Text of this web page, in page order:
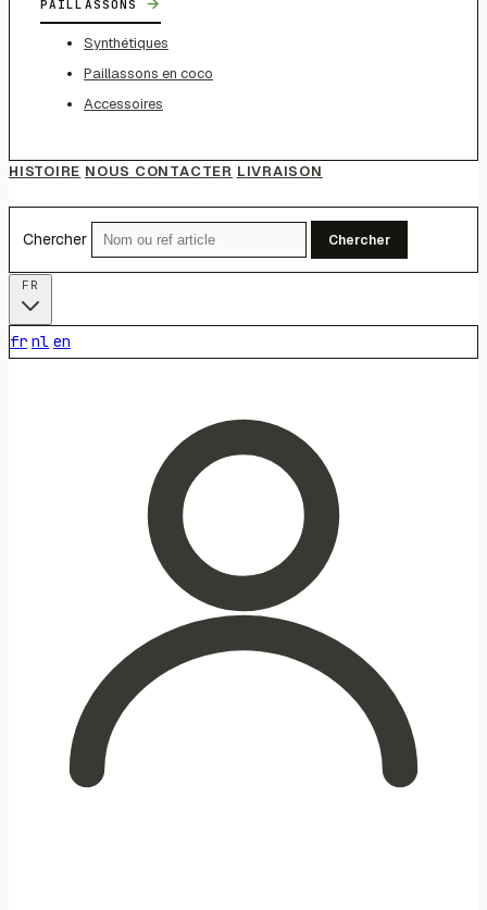
PAILLASSONS
Synthétiques
Paillassons en coco
Accessoires
HISTOIRE NOUS CONTACTER LIVRAISON
Chercher Chercher
fr nl en